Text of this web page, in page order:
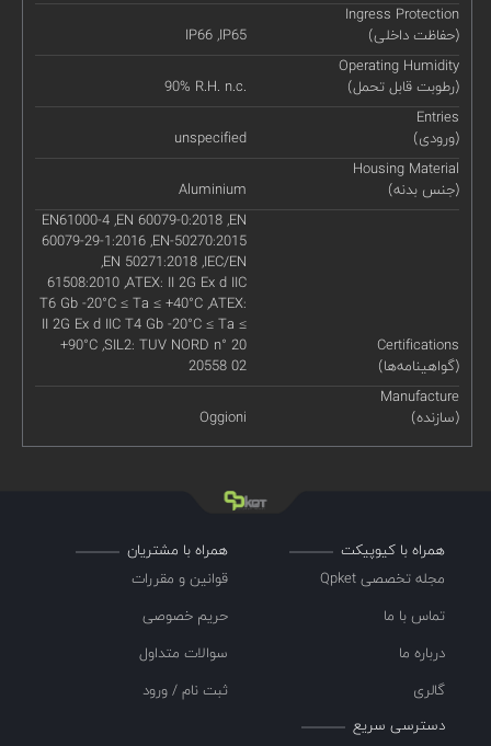
Ingress Protection
(حفاظت داخلی)
IP66 ,IP65
Operating Humidity
(رطوبت قابل تحمل)
90% R.H. n.c.
Entries
(ورودی)
unspecified
Housing Material
(جنس بدنه)
Aluminium
Certifications
(گواهینامه‌ها)
EN61000-4 ,EN 60079-0:2018 ,EN
60079-29-1:2016 ,EN-50270:2015
,EN 50271:2018 ,IEC/EN
61508:2010 ,ATEX: II 2G Ex d IIC
T6 Gb -20°C ≤ Ta ≤ +40°C ,ATEX:
II 2G Ex d IIC T4 Gb -20°C ≤ Ta ≤
+90°C ,SIL2: TUV NORD n° 20
20558 02
Manufacture
(سازنده)
Oggioni
همراه با کیوپیکت
مجله تخصصی Qpket
تماس با ما
درباره ما
گالری
همراه با مشتریان
قوانین و مقررات
حریم خصوصی
سوالات متداول
ثبت نام / ورود
دسترسی سریع